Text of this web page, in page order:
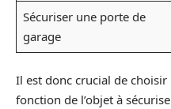
Sécuriser une porte de
garage
Il est donc crucial de
fonction de l’objet à